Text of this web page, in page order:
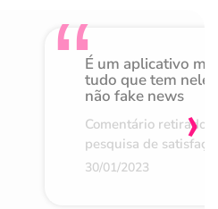
É um aplicativo
tudo que tem nele
não fake news
Comentário retirado
pesquisa de
30/01/2023
›